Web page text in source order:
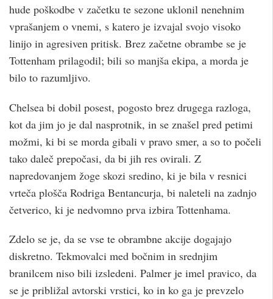
hude poškodbe v začetku te sezone uklonil nenehnim
vprašanjem o vnemi, s katero je izvajal svojo visoko
linijo in agresiven pritisk. Brez začetne obrambe se je
Tottenham prilagodil; bili so manjša ekipa, a morda je
bilo to razumljivo.
Chelsea bi dobil posest, pogosto brez drugega razloga,
kot da jim jo je dal nasprotnik, in se znašel pred petimi
možmi, ki bi se morda gibali v pravo smer, a so to počeli
tako daleč prepočasi, da bi jih res ovirali. Z
napredovanjem žoge skozi sredino, ki je bila v resnici
vrteča plošča Rodriga Bentancurja, bi naleteli na zadnjo
četverico, ki je nedvomno prva izbira Tottenhama.
Zdelo se je, da se vse te obrambne akcije dogajajo
diskretno. Tekmovalci med bočnim in srednjim
branilcem niso bili izsledeni. Palmer je imel pravico, da
se je približal avtorski vrstici, ko in ko ga je prevzelo